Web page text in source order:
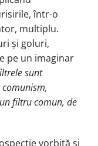
într-o
multiplu.
și goluri,
pe un imaginar
sunt
filtru comun, de
vorbită și